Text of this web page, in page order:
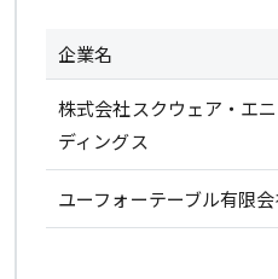
企業名
株式会社スクウェア・エ
ディングス
ユーフォーテーブル有限